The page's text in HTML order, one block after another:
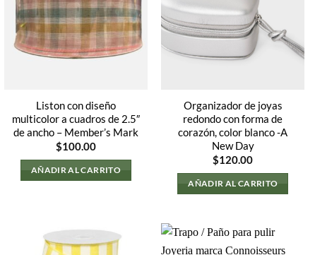
Liston con diseño
multicolor a cuadros de 2.5″
de ancho – Member’s Mark
$100.00
AÑADIR AL CARRITO
Organizador de joyas
redondo con forma de
corazón, color blanco -A
New Day
$120.00
AÑADIR AL CARRITO